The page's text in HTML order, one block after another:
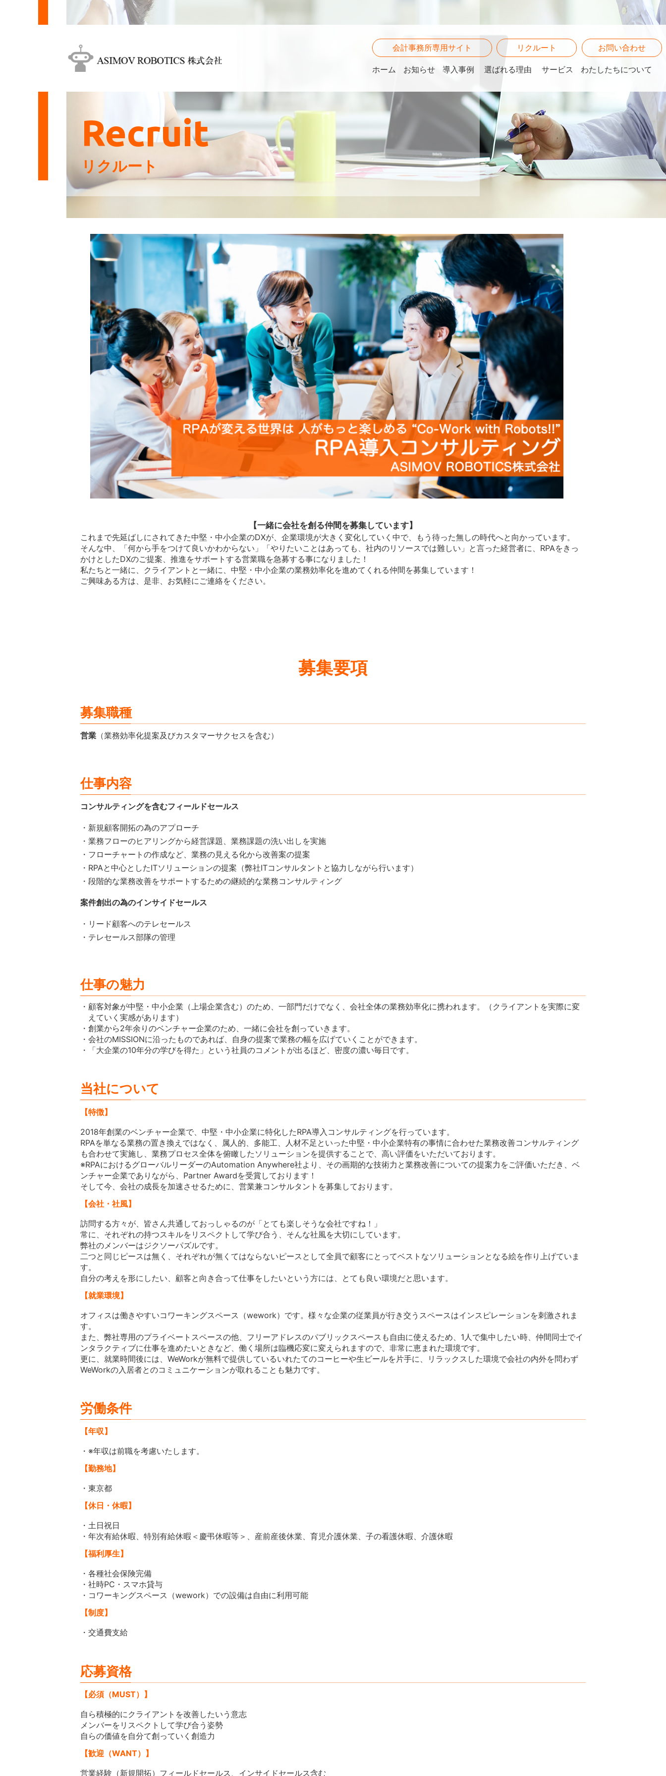
会計事務所専用サイト リクルート お問い合わせ
ホーム お知らせ 導入事例 選ばれる理由 サービス わたしたちについて
Recruit
リクルート
【一緒に会社を創る仲間を募集しています】
これまで先延ばしにされてきた中堅・中小企業のDXが、企業環境が大きく変化していく中で、もう待った無しの時代へと向かっています。
そんな中、「何から手をつけて良いかわからない」「やりたいことはあっても、社内のリソースでは難しい」と言った経営者に、RPAをきっ
かけとしたDXのご提案、推進をサポートする営業職を急募する事になりました！
私たちと一緒に、クライアントと一緒に、中堅・中小企業の業務効率化を進めてくれる仲間を募集しています！
ご興味ある方は、是非、お気軽にご連絡をください。
募集要項
募集職種
営業 （業務効率化提案及びカスタマーサクセスを含む）
仕事内容
コンサルティングを含むフィールドセールス
・新規顧客開拓の為のアプローチ
・業務フローのヒアリングから経営課題、業務課題の洗い出しを実施
・フローチャートの作成など、業務の見える化から改善案の提案
・RPAと中心としたITソリューションの提案（弊社ITコンサルタントと協力しながら行います）
・段階的な業務改善をサポートするための継続的な業務コンサルティング
案件創出の為のインサイドセールス
・リード顧客へのテレセールス
・テレセールス部隊の管理
仕事の魅力
・顧客対象が中堅・中小企業（上場企業含む）のため、一部門だけでなく、会社全体の業務効率化に携われます。（クライアントを実際に変
えていく実感があります）
・創業から2年余りのベンチャー企業のため、一緒に会社を創っていきます。
・会社のMISSIONに沿ったものであれば、自身の提案で業務の幅を広げていくことができます。
・「大企業の10年分の学びを得た」という社員のコメントが出るほど、密度の濃い毎日です。
当社について
【特徴】
2018年創業のベンチャー企業で、中堅・中小企業に特化したRPA導入コンサルティングを行っています。
RPAを単なる業務の置き換えではなく、属人的、多能工、人材不足といった中堅・中小企業特有の事情に合わせた業務改善コンサルティング
も合わせて実施し、業務プロセス全体を俯瞰したソリューションを提供することで、高い評価をいただいております。
※RPAにおけるグローバルリーダーのAutomation Anywhere社より、その画期的な技術力と業務改善についての提案力をご評価いただき、ベ
ンチャー企業でありながら、Partner Awardを受賞しております！
そして今、会社の成長を加速させるために、営業兼コンサルタントを募集しております。
【会社・社風】
訪問する方々が、皆さん共通しておっしゃるのが「とても楽しそうな会社ですね！」
常に、それぞれの持つスキルをリスペクトして学び合う、そんな社風を大切にしています。
弊社のメンバーはジクソーパズルです。
二つと同じピースは無く、それぞれが無くてはならないピースとして全員で顧客にとってベストなソリューションとなる絵を作り上げていま
す。
自分の考えを形にしたい、顧客と向き合って仕事をしたいという方には、とても良い環境だと思います。
【就業環境】
オフィスは働きやすいコワーキングスペース（wework）です。様々な企業の従業員が行き交うスペースはインスピレーションを刺激されま
す。
また、弊社専用のプライベートスペースの他、フリーアドレスのパブリックスペースも自由に使えるため、1人で集中したい時、仲間同士でイ
ンタラクティブに仕事を進めたいときなど、働く場所は臨機応変に変えられますので、非常に恵まれた環境です。
更に、就業時間後には、WeWorkが無料で提供しているいれたてのコーヒーや生ビールを片手に、リラックスした環境で会社の内外を問わず
WeWorkの入居者とのコミュニケーションが取れることも魅力です。
労働条件
【年収】
・※年収は前職を考慮いたします。
【勤務地】
・東京都
【休日・休暇】
・土日祝日
・年次有給休暇、特別有給休暇＜慶弔休暇等＞、産前産後休業、育児介護休業、子の看護休暇、介護休暇
【福利厚生】
・各種社会保険完備
・社時PC・スマホ貸与
・コワーキングスペース（wework）での設備は自由に利用可能
【制度】
・交通費支給
応募資格
【必須（MUST）】
自ら積極的にクライアントを改善したいう意志
メンバーをリスペクトして学び合う姿勢
自らの価値を自分て創っていく創造力
【歓迎（WANT）】
営業経験（新規開拓）フィールドセールス、インサイドセールス含む